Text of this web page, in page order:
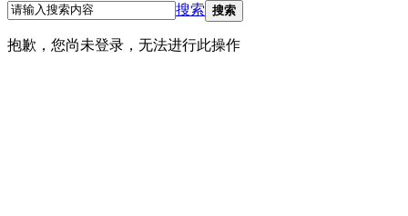
搜索 搜索
抱歉，您尚未登录，无法进行此操作